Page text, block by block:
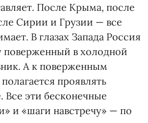
После Крыма, после
Сирии и Грузии — все
В глазах Запада Россия
в холодной
А к поверженным
проявлять
Все эти бесконечные
и «шаги навстречу» — по